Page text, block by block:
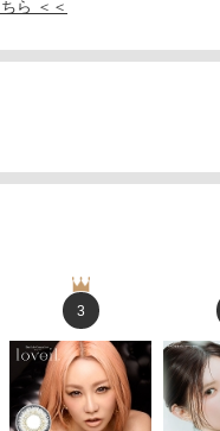
ら ＜＜
3